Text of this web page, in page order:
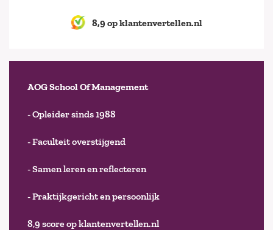
8,9 op klantenvertellen.nl
AOG School Of Management
- Opleider sinds 1988
- Faculteit overstijgend
- Samen leren en reflecteren
- Praktijkgericht en persoonlijk
8,9 score op klantenvertellen.nl